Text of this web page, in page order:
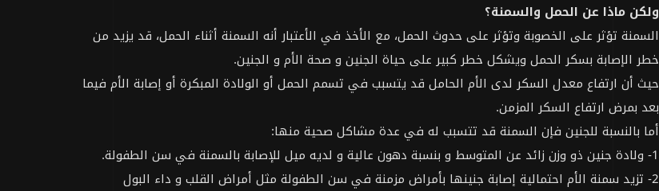
ولكن ماذا عن الحمل والسمنة؟
السمنة تؤثر على الخصوبة وتؤثر على حدوث الحمل، مع الأخذ في الأعتبار أنه السمنة أثناء الحمل، قد يزيد من
خطر الإصابة بسكر الحمل ويشكل خطر كبير على حياة الجنين و صحة الأم و الجنين.
حيث أن ارتفاع معدل السكر لدى الأم الحامل قد يتسبب في تسمم الحمل أو الولادة المبكرة أو إصابة الأم فيما
بعد بمرض ارتفاع السكر المزمن.
أما بالنسبة للجنين فإن السمنة قد تتسبب له في عدة مشاكل صحية منها:
1- ولادة جنين ذو وزن زائد عن المتوسط و بنسبة دهون عالية و لديه ميل للإصابة بالسمنة في سن الطفولة.
2- تزيد سمنة الأم احتمالية إصابة جنينها بأمراض مزمنة في سن الطفولة مثل أمراض القلب و داء البول